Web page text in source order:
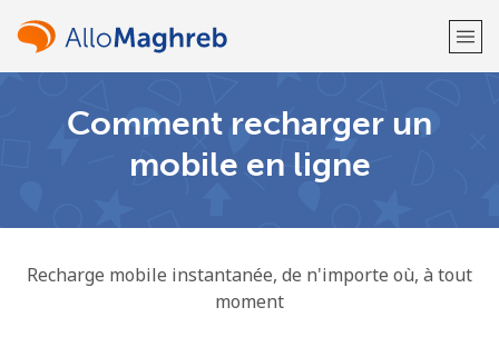
Bienvenue!
Connectez-vous →
Comment recharger un
mobile en ligne
Recharge mobile instantanée, de n'importe où, à tout
moment